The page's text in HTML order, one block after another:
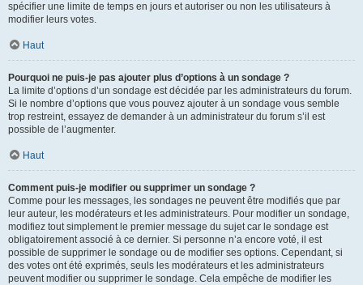
spécifier une limite de temps en jours et autoriser ou non les utilisateurs à
modifier leurs votes.
Haut
Pourquoi ne puis-je pas ajouter plus d’options à un sondage ?
La limite d’options d’un sondage est décidée par les administrateurs du forum.
Si le nombre d’options que vous pouvez ajouter à un sondage vous semble
trop restreint, essayez de demander à un administrateur du forum s’il est
possible de l’augmenter.
Haut
Comment puis-je modifier ou supprimer un sondage ?
Comme pour les messages, les sondages ne peuvent être modifiés que par
leur auteur, les modérateurs et les administrateurs. Pour modifier un sondage,
modifiez tout simplement le premier message du sujet car le sondage est
obligatoirement associé à ce dernier. Si personne n’a encore voté, il est
possible de supprimer le sondage ou de modifier ses options. Cependant, si
des votes ont été exprimés, seuls les modérateurs et les administrateurs
peuvent modifier ou supprimer le sondage. Cela empêche de modifier les